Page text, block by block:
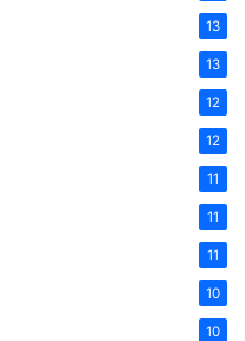
13
13
12
12
11
11
11
10
10